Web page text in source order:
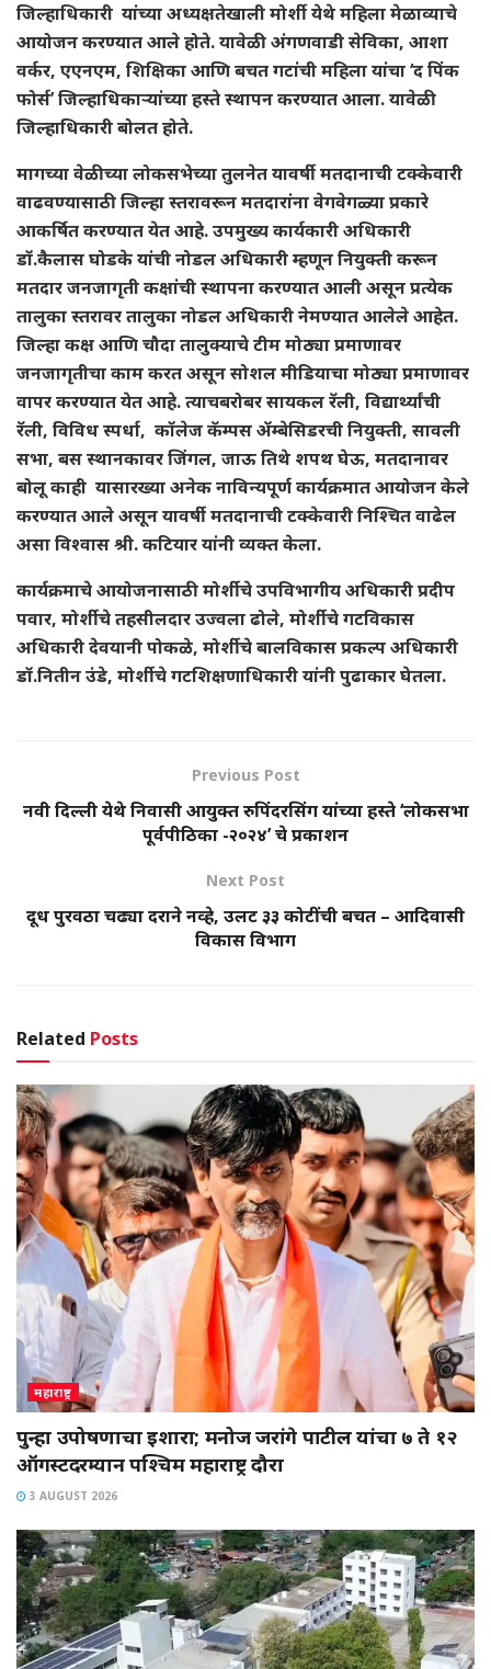
जिल्हाधिकारी यांच्या अध्यक्षतेखाली मोर्शी येथे महिला मेळाव्याचे
आयोजन करण्यात आले होते. यावेळी अंगणवाडी सेविका, आशा
वर्कर, एएनएम, शिक्षिका आणि बचत गटांची महिला यांचा ‘द पिंक
फोर्स’ जिल्हाधिकाऱ्यांच्या हस्ते स्थापन करण्यात आला. यावेळी
जिल्हाधिकारी बोलत होते.
मागच्या वेळीच्या लोकसभेच्या तुलनेत यावर्षी मतदानाची टक्केवारी
वाढवण्यासाठी जिल्हा स्तरावरून मतदारांना वेगवेगळ्या प्रकारे
आकर्षित करण्यात येत आहे. उपमुख्य कार्यकारी अधिकारी
डॉ.कैलास घोडके यांची नोडल अधिकारी म्हणून नियुक्ती करून
मतदार जनजागृती कक्षांची स्थापना करण्यात आली असून प्रत्येक
तालुका स्तरावर तालुका नोडल अधिकारी नेमण्यात आलेले आहेत.
जिल्हा कक्ष आणि चौदा तालुक्याचे टीम मोठ्या प्रमाणावर
जनजागृतीचा काम करत असून सोशल मीडियाचा मोठ्या प्रमाणावर
वापर करण्यात येत आहे. त्याचबरोबर सायकल रॅली, विद्यार्थ्यांची
रॅली, विविध स्पर्धा, कॉलेज कॅम्पस ॲम्बेसिडरची नियुक्ती, सावली
सभा, बस स्थानकावर जिंगल, जाऊ तिथे शपथ घेऊ, मतदानावर
बोलू काही यासारख्या अनेक नाविन्यपूर्ण कार्यक्रमात आयोजन केले
करण्यात आले असून यावर्षी मतदानाची टक्केवारी निश्चित वाढेल
असा विश्वास श्री. कटियार यांनी व्यक्त केला.
कार्यक्रमाचे आयोजनासाठी मोर्शीचे उपविभागीय अधिकारी प्रदीप
पवार, मोर्शीचे तहसीलदार उज्वला ढोले, मोर्शीचे गटविकास
अधिकारी देवयानी पोकळे, मोर्शीचे बालविकास प्रकल्प अधिकारी
डॉ.नितीन उंडे, मोर्शीचे गटशिक्षणाधिकारी यांनी पुढाकार घेतला.
Previous Post
नवी दिल्ली येथे निवासी आयुक्त रुपिंदरसिंग यांच्या हस्ते ‘लोकसभा
पूर्वपीठिका -२०२४’ चे प्रकाशन
Next Post
दूध पुरवठा चढ्या दराने नव्हे, उलट ३३ कोटींची बचत – आदिवासी
विकास विभाग
Related Posts
महाराष्ट्र
पुन्हा उपोषणाचा इशारा; मनोज जरांगे पाटील यांचा ७ ते १२
ऑगस्टदरम्यान पश्चिम महाराष्ट्र दौरा
3 AUGUST 2026